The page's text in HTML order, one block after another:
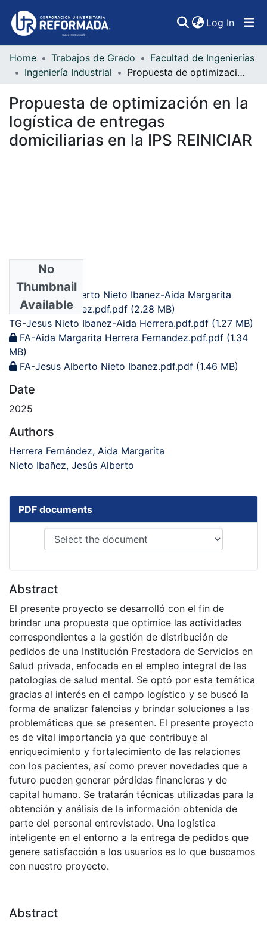
Log In
Communities & Collections
Statistics
Home Trabajos de Grado
Facultad de Ingenierías
Ingeniería Industrial
Propuesta de optimización en la logística de entregas domiciliarias en la IPS REINICIAR
Propuesta de optimización en la
logística de entregas
domiciliarias en la IPS REINICIAR
No
Thumbnail
Available
CA-Jesus Alberto Nieto Ibanez-Aida Margarita
Herrera Fernandez.pdf.pdf (2.28 MB)
TG-Jesus Nieto Ibanez-Aida Herrera.pdf.pdf (1.27 MB)
FA-Aida Margarita Herrera Fernandez.pdf.pdf (1.34
MB)
FA-Jesus Alberto Nieto Ibanez.pdf.pdf (1.46 MB)
Date
2025
Authors
Herrera Fernández, Aida Margarita
Nieto Ibañez, Jesús Alberto
PDF documents
Abstract
El presente proyecto se desarrolló con el fin de
brindar una propuesta que optimice las actividades
correspondientes a la gestión de distribución de
pedidos de una Institución Prestadora de Servicios en
Salud privada, enfocada en el empleo integral de las
patologías de salud mental. Se optó por esta temática
gracias al interés en el campo logístico y se buscó la
forma de analizar falencias y brindar soluciones a las
problemáticas que se presenten. El presente proyecto
es de vital importancia ya que contribuye al
enriquecimiento y fortalecimiento de las relaciones
con los pacientes, así como prever novedades que a
futuro pueden generar pérdidas financieras y de
capital humano. Se tratarán técnicas utilizadas para la
obtención y análisis de la información obtenida de
parte del personal entrevistado. Una logística
inteligente en el entorno a la entrega de pedidos que
genere satisfacción a los usuarios es lo que buscamos
con nuestro proyecto.
Abstract